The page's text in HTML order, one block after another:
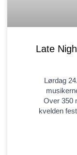
Late
Lørdag
Over 350
kvelden